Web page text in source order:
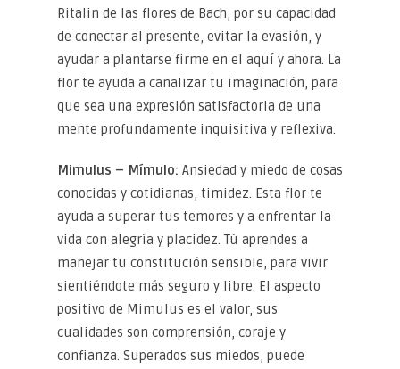
Ritalin de las flores de Bach, por su capacidad
de conectar al presente, evitar la evasión, y
ayudar a plantarse firme en el aquí y ahora. La
flor te ayuda a canalizar tu imaginación, para
que sea una expresión satisfactoria de una
mente profundamente inquisitiva y reflexiva.
Mimulus – Mímulo: Ansiedad y miedo de cosas
conocidas y cotidianas, timidez. Esta flor te
ayuda a superar tus temores y a enfrentar la
vida con alegría y placidez. Tú aprendes a
manejar tu constitución sensible, para vivir
sientiéndote más seguro y libre. El aspecto
positivo de Mimulus es el valor, sus
cualidades son comprensión, coraje y
confianza. Superados sus miedos, puede